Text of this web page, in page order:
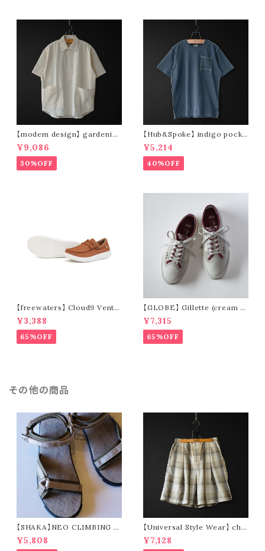
【modem design】 gardenin
g s/s shirt (sand)
¥9,086
30%OFF
【Hub&Spoke】 indigo pocke
t t-shirt (light indigo)
¥5,214
40%OFF
【freewaters】 Cloud9 Ventu
re - Lace Up (brown)
¥3,388
65%OFF
【GLOBE】 Gillette (cream /
pomegranate)
¥7,315
65%OFF
その他の商品
【SHAKA】NEO CLIMBING B
F (taupe / army)
¥5,808
【Universal Style Wear】 che
ck wide short pants
¥7,128